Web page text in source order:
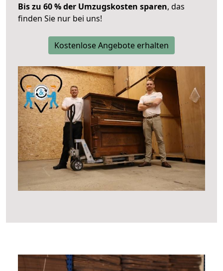
Bis zu 60 % der Umzugskosten sparen, das
finden Sie nur bei uns!
Kostenlose Angebote erhalten